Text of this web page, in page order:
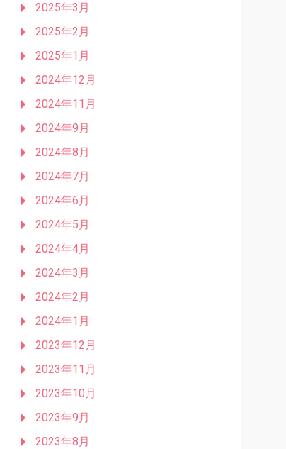
2025年3月
2025年2月
2025年1月
2024年12月
2024年11月
2024年9月
2024年8月
2024年7月
2024年6月
2024年5月
2024年4月
2024年3月
2024年2月
2024年1月
2023年12月
2023年11月
2023年10月
2023年9月
2023年8月